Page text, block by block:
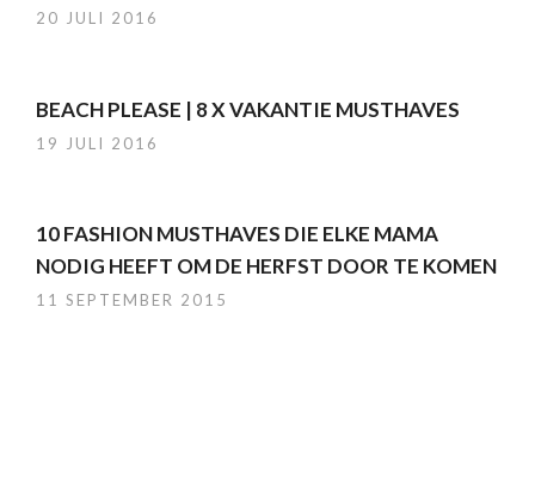
20 JULI 2016
BEACH PLEASE | 8 X VAKANTIE MUSTHAVES
19 JULI 2016
10 FASHION MUSTHAVES DIE ELKE MAMA
NODIG HEEFT OM DE HERFST DOOR TE KOMEN
11 SEPTEMBER 2015